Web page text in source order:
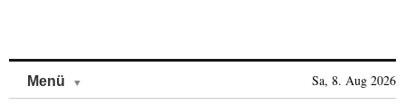
Menü Sa, 8. Aug 2026